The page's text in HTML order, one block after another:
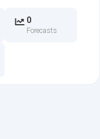
0
Forecasts